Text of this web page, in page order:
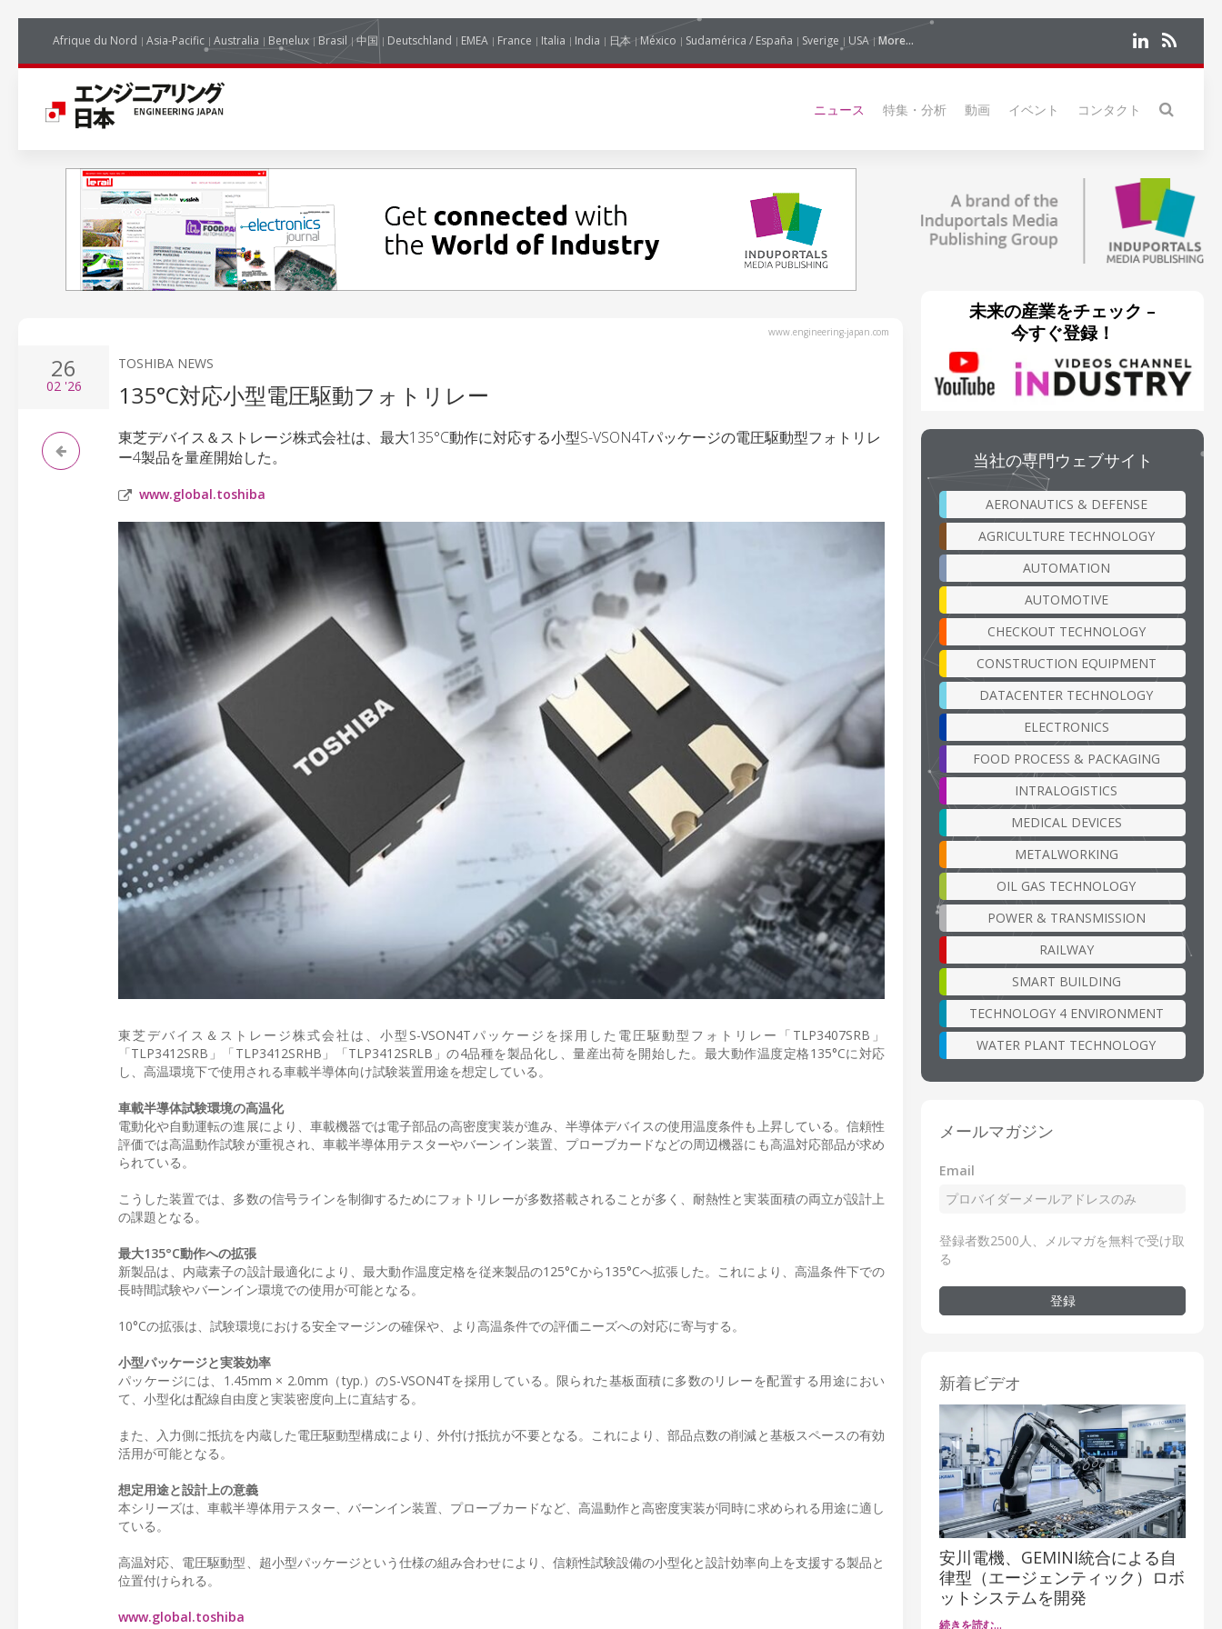
Afrique du Nord Asia-Pacific Australia Benelux Brasil 中国 Deutschland EMEA France Italia India 日本 México Sudamérica / España Sverige USA More...
ニュース 特集・分析 動画 イベント コンタクト
www.engineering-japan.com
26
02'26
TOSHIBA NEWS
135°C対応小型電圧駆動フォトリレー
東芝デバイス＆ストレージ株式会社は、最大135°C動作に対応する小型S-VSON4Tパッケージの電圧駆動型フォトリレ
ー4製品を量産開始した。
www.global.toshiba
東芝デバイス＆ストレージ株式会社は、小型S-VSON4Tパッケージを採用した電圧駆動型フォトリレー「TLP3407SRB」
「TLP3412SRB」「TLP3412SRHB」「TLP3412SRLB」の4品種を製品化し、量産出荷を開始した。最大動作温度定格135°Cに対応
し、高温環境下で使用される車載半導体向け試験装置用途を想定している。
車載半導体試験環境の高温化
電動化や自動運転の進展により、車載機器では電子部品の高密度実装が進み、半導体デバイスの使用温度条件も上昇している。信頼性
評価では高温動作試験が重視され、車載半導体用テスターやバーンイン装置、プローブカードなどの周辺機器にも高温対応部品が求め
られている。
こうした装置では、多数の信号ラインを制御するためにフォトリレーが多数搭載されることが多く、耐熱性と実装面積の両立が設計上
の課題となる。
最大135°C動作への拡張
新製品は、内蔵素子の設計最適化により、最大動作温度定格を従来製品の125°Cから135°Cへ拡張した。これにより、高温条件下での
長時間試験やバーンイン環境での使用が可能となる。
10°Cの拡張は、試験環境における安全マージンの確保や、より高温条件での評価ニーズへの対応に寄与する。
小型パッケージと実装効率
パッケージには、1.45mm × 2.0mm（typ.）のS-VSON4Tを採用している。限られた基板面積に多数のリレーを配置する用途におい
て、小型化は配線自由度と実装密度向上に直結する。
また、入力側に抵抗を内蔵した電圧駆動型構成により、外付け抵抗が不要となる。これにより、部品点数の削減と基板スペースの有効
活用が可能となる。
想定用途と設計上の意義
本シリーズは、車載半導体用テスター、バーンイン装置、プローブカードなど、高温動作と高密度実装が同時に求められる用途に適し
ている。
高温対応、電圧駆動型、超小型パッケージという仕様の組み合わせにより、信頼性試験設備の小型化と設計効率向上を支援する製品と
位置付けられる。
www.global.toshiba
未来の産業をチェック –
今すぐ登録！
当社の専門ウェブサイト
AERONAUTICS & DEFENSE
AGRICULTURE TECHNOLOGY
AUTOMATION
AUTOMOTIVE
CHECKOUT TECHNOLOGY
CONSTRUCTION EQUIPMENT
DATACENTER TECHNOLOGY
ELECTRONICS
FOOD PROCESS & PACKAGING
INTRALOGISTICS
MEDICAL DEVICES
METALWORKING
OIL GAS TECHNOLOGY
POWER & TRANSMISSION
RAILWAY
SMART BUILDING
TECHNOLOGY 4 ENVIRONMENT
WATER PLANT TECHNOLOGY
メールマガジン
Email
登録者数2500人、メルマガを無料で受け取
る
登録
新着ビデオ
安川電機、GEMINI統合による自
律型（エージェンティック）ロボ
ットシステムを開発
続きを読む…